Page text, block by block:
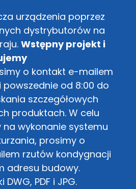
urządzenia poprzez
dystrybutorów na
Wstępny projekt i
o kontakt e-mailem
od 8:00 do
szczegółowych
produktach. W celu
wykonanie systemu
prosimy o
rzutów kondygnacji
adresu budowy.
PDF i JPG.